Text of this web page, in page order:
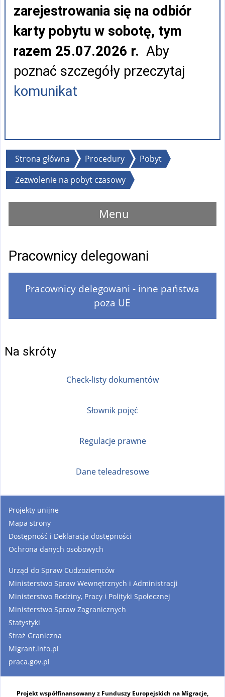
zarejestrowania się na odbiór
karty pobytu w sobotę, tym
razem 25.07.2026 r. Aby
poznać szczegóły przeczytaj
komunikat
Jesteś
tutaj
Strona główna Procedury
Pobyt
Zezwolenie na pobyt czasowy
Menu
Pracownicy delegowani
Pracownicy delegowani - inne państwa
poza UE
Na skróty
Check-listy dokumentów
Słownik pojęć
Regulacje prawne
Dane teleadresowe
Projekty unijne
Mapa strony
Dostępność i Deklaracja dostępności
Ochrona danych osobowych
Urząd do Spraw Cudzoziemców
Ministerstwo Spraw Wewnętrznych i Administracji
Ministerstwo Rodziny, Pracy i Polityki Społecznej
Ministerstwo Spraw Zagranicznych
Statystyki
Straż Graniczna
Migrant.info.pl
praca.gov.pl
Projekt współfinansowany z Funduszy Europejskich na Migracje,